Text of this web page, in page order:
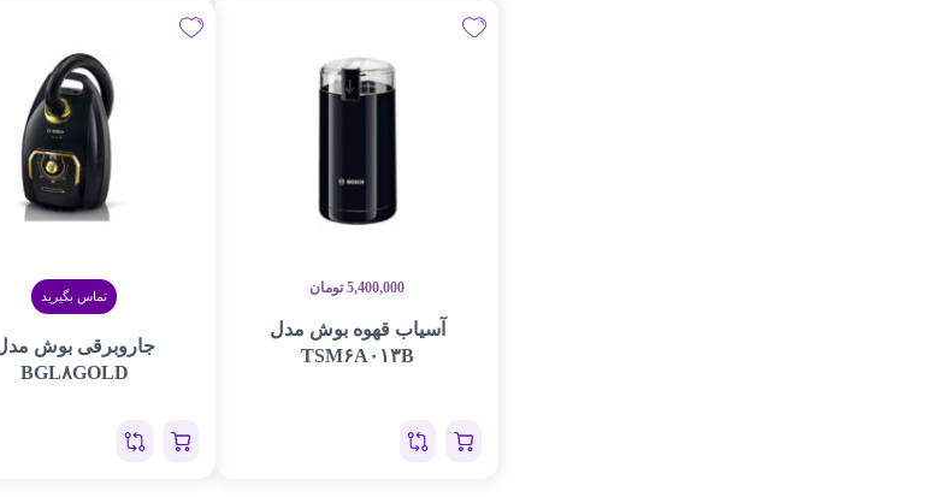
5,400,000 تومان
آسیاب قهوه بوش مدل
TSM۶A۰۱۳B
تماس بگیرید
جاروبرقی بوش
BGL۸GOLD